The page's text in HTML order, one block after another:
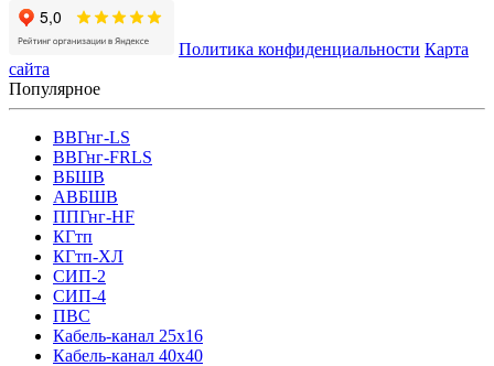
Политика конфиденциальности Карта
сайта
Популярное
ВВГнг-LS
ВВГнг-FRLS
ВБШВ
АВБШВ
ППГнг-HF
КГтп
КГтп-ХЛ
СИП-2
СИП-4
ПВС
Кабель-канал 25х16
Кабель-канал 40х40